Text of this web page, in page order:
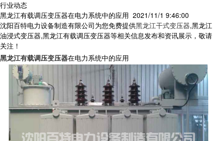
行业动态
黑龙江有载调压变压器在电力系统中的应用 2021/11/1 9:46:00
沈阳百特电力设备制造有限公司为您免费提供黑龙江干式变压器,黑龙江
油浸式变压器,黑龙江有载调压变压器等相关信息发布和资讯展示，敬请
关注！
黑龙江有载调压变压器在电力系统中的应用